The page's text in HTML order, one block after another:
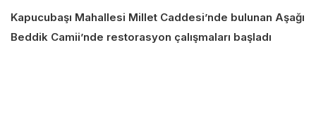
Kapucubaşı Mahallesi Millet Caddesi’nde bulunan Aşağı
Beddik Camii’nde restorasyon çalışmaları başladı